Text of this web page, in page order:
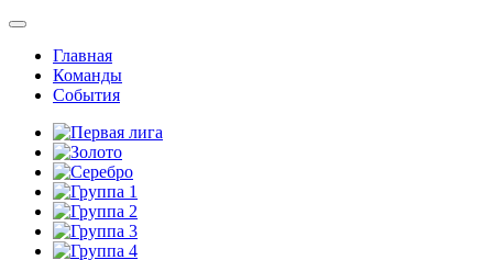
Главная
Команды
События